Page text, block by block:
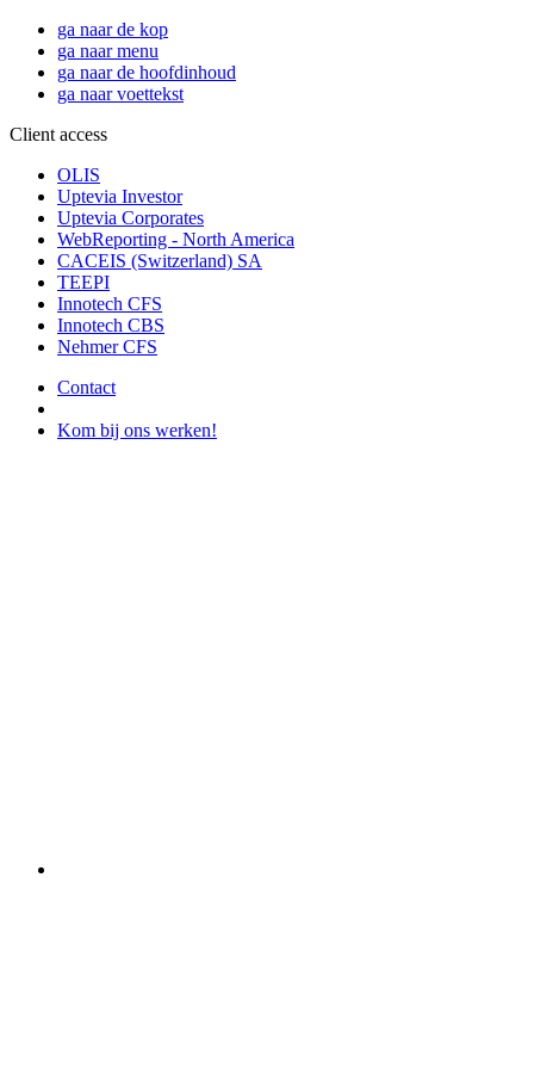
ga naar de kop
ga naar menu
ga naar de hoofdinhoud
ga naar voettekst
Client access
OLIS
Uptevia Investor
Uptevia Corporates
WebReporting - North America
CACEIS (Switzerland) SA
TEEPI
Innotech CFS
Innotech CBS
Nehmer CFS
Contact
Kom bij ons werken!